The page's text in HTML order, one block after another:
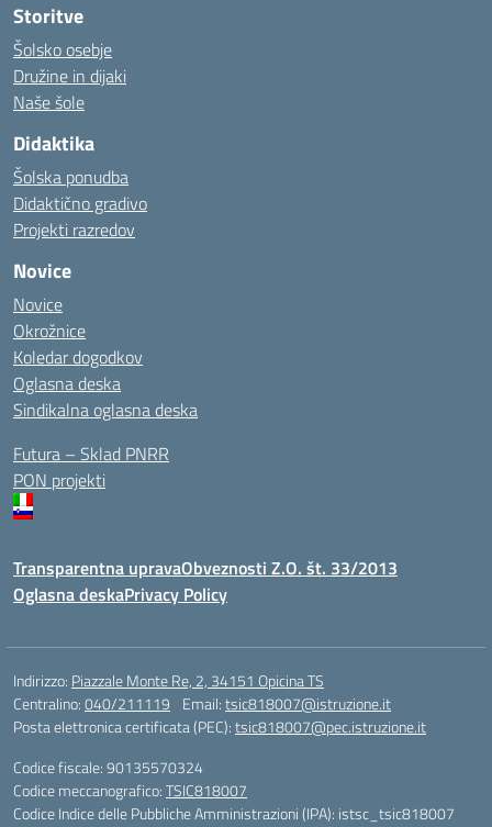
Storitve
Šolsko osebje
Družine in dijaki
Naše šole
Didaktika
Šolska ponudba
Didaktično gradivo
Projekti razredov
Novice
Novice
Okrožnice
Koledar dogodkov
Oglasna deska
Sindikalna oglasna deska
Futura – Sklad PNRR
PON projekti
Transparentna upravaObveznosti Z.O. št. 33/2013
Oglasna deskaPrivacy Policy
Indirizzo: Piazzale Monte Re, 2, 34151 Opicina TS
Centralino:040/211119 Email:tsic818007@istruzione.it
Posta elettronica certificata (PEC):tsic818007@pec.istruzione.it
Codice fiscale: 90135570324
Codice meccanografico:TSIC818007
Codice Indice delle Pubbliche Amministrazioni (IPA): istsc_tsic818007